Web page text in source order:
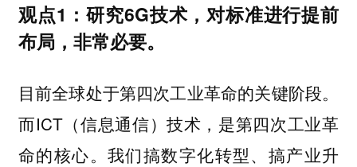
观点1：研究6G技术，对标准进行提前
布局，非常必要。
目前全球处于第四次工业革命的关键阶段。
而ICT（信息通信）技术，是第四次工业革
命的核心。我们搞数字化转型、搞产业升